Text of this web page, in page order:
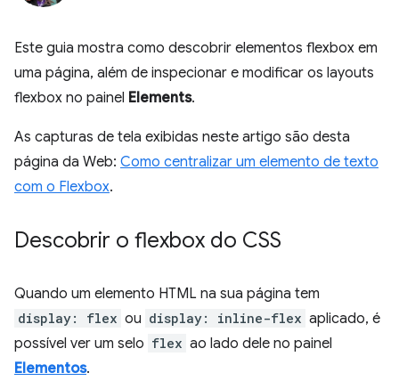
Este guia mostra como descobrir elementos flexbox em
uma página, além de inspecionar e modificar os layouts
flexbox no painel Elements.
As capturas de tela exibidas neste artigo são desta
página da Web: Como centralizar um elemento de texto
com o Flexbox.
Descobrir o flexbox do CSS
Quando um elemento HTML na sua página tem
display: flex ou display: inline-flex aplicado, é
possível ver um selo flex ao lado dele no painel
Elementos.